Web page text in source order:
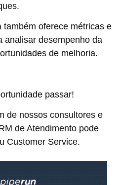
oferece métricas e
analisar desempenho da
de melhoria.
passar!
de nossos consultores e
de Atendimento pode
Customer Service.